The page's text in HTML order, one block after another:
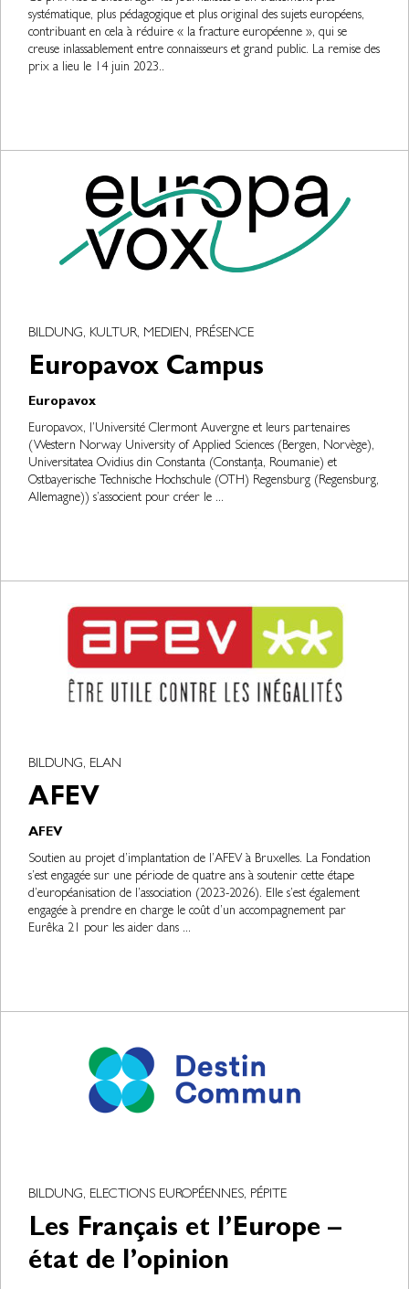
systématique, plus pédagogique et plus original des sujets européens,
contribuant en cela à réduire « la fracture européenne », qui se
creuse inlassablement entre connaisseurs et grand public. La remise des
prix a lieu le 14 juin 2023..
BILDUNG, KULTUR, MEDIEN, PRÉSENCE
Europavox Campus
Europavox
Europavox, l’Université Clermont Auvergne et leurs partenaires
(Western Norway University of Applied Sciences (Bergen, Norvège),
Universitatea Ovidius din Constanta (Constanța, Roumanie) et
Ostbayerische Technische Hochschule (OTH) Regensburg (Regensburg,
Allemagne)) s’associent pour créer le ...
BILDUNG, ELAN
AFEV
AFEV
Soutien au projet d’implantation de l’AFEV à Bruxelles. La Fondation
s’est engagée sur une période de quatre ans à soutenir cette étape
d’européanisation de l’association (2023-2026). Elle s’est également
engagée à prendre en charge le coût d’un accompagnement par
Eurêka 21 pour les aider dans ...
BILDUNG, ELECTIONS EUROPÉENNES, PÉPITE
Les Français et l’Europe –
état de l’opinion